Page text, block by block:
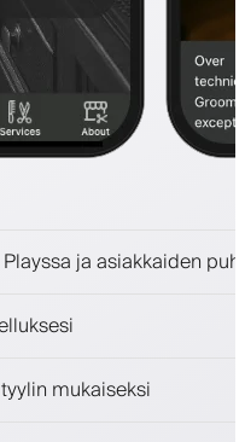
ja asiakkaiden
mukaiseksi